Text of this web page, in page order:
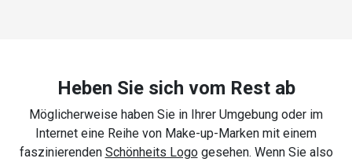
Heben Sie sich vom Rest ab
Möglicherweise haben Sie in Ihrer Umgebung oder im
Internet eine Reihe von Make-up-Marken mit einem
faszinierenden Schönheits Logogesehen. Wenn Sie also